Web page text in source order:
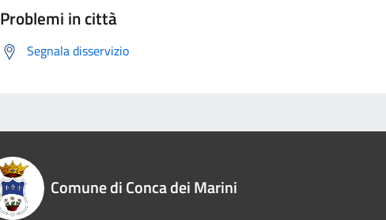
Problemi in città
Segnala disservizio
Comune di Conca dei Marini